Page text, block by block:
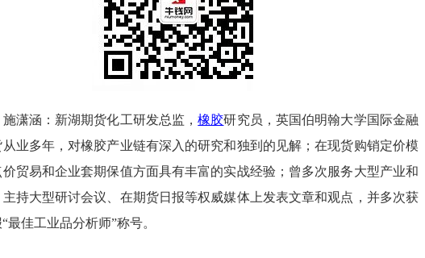
潇涵：新湖期货化工研发总监，橡胶研究员，英国伯明翰大学国际金融
业多年，对橡胶产业链有深入的研究和独到的见解；在现货购销定价模
贸易和企业套期保值方面具有丰富的实战经验；曾多次服务大型产业和
持大型研讨会议、在期货日报等权威媒体上发表文章和观点，并多次获
最佳工业品分析师”称号。